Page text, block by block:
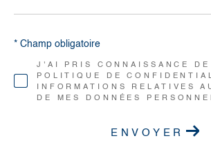
J'AI PRIS CONNAISSANCE DE
POLITIQUE DE
INFORMATIONS RELATIVES
DE MES DONNÉES
* Champ obligatoire
ENVOYER